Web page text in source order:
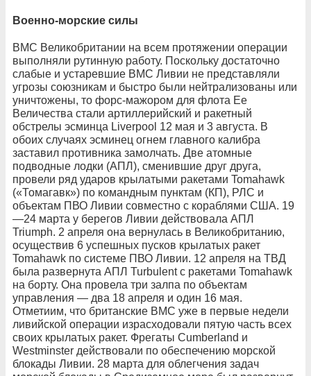
Военно-морские силы
ВМС Великобритании на всем протяжении операции
выполняли рутинную работу. Поскольку достаточно
слабые и устаревшие ВМС Ливии не представляли
угрозы союзникам и быстро были нейтрализованы или
уничтожены, то форс-мажором для флота Ее
Величества стали артиллерийский и ракетный
обстрелы эсминца Liverpool 12 мая и 3 августа. В
обоих случаях эсминец огнем главного калибра
заставил противника замолчать. Две атомные
подводные лодки (АПЛ), сменившие друг друга,
провели ряд ударов крылатыми ракетами Tomahawk
(«Томагавк») по командным пунктам (КП), РЛС и
объектам ПВО Ливии совместно с кораблями США. 19
—24 марта у берегов Ливии действовала АПЛ
Triumph. 2 апреля она вернулась в Великобританию,
осуществив 6 успешных пусков крылатых ракет
Tomahawk по системе ПВО Ливии. 12 апреля на ТВД
была развернута АПЛ Turbulent с ракетами Tomahawk
на борту. Она провела три залпа по объектам
управления — два 18 апреля и один 16 мая.
Отметиим, что британские ВМС уже в первые недели
ливийской операции израсходовали пятую часть всех
своих крылатых ракет. Фрегаты Cumberland и
Westminster действовали по обеспечению морской
блокады Ливии. 28 марта для облегчения задач